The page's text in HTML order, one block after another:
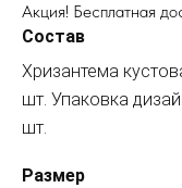
Акция! Бесплатная
Состав
Хризантема
шт. Упаковка
шт.
Размер